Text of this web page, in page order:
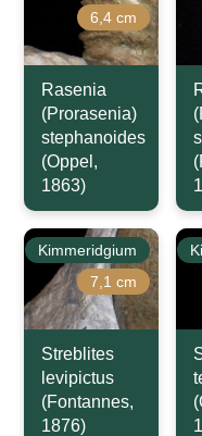
6,4 cm
Rasenia
(Prorasenia)
stephanoides
(Oppel,
1863)
Kimmeridgium
7,1 cm
Streblites
levipictus
(Fontannes,
1876)